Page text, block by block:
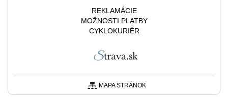
REKLAMÁCIE
MOŽNOSTI PLATBY
CYKLOKURIÉR
MAPA STRÁNOK